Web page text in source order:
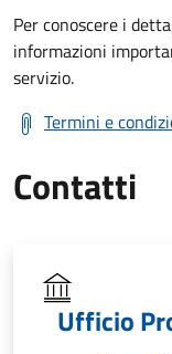
Per conoscere i
informazioni
servizio.
Termini e
Contatti
Ufficio